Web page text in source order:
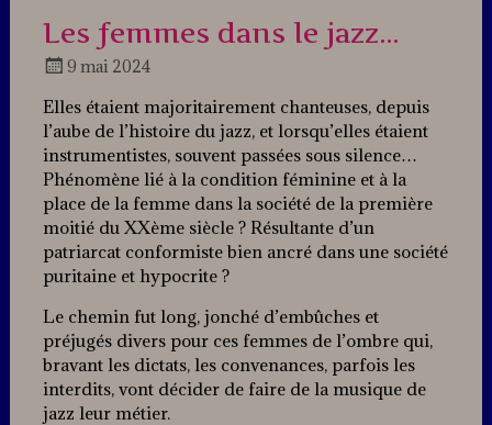
Les femmes dans le jazz…
9 mai 2024
Jazz
Elles étaient majoritairement chanteuses, depuis
l’aube de l’histoire du jazz, et lorsqu’elles étaient
instrumentistes, souvent passées sous silence…
Phénomène lié à la condition féminine et à la
place de la femme dans la société de la première
moitié du XXème siècle ? Résultante d’un
patriarcat conformiste bien ancré dans une société
puritaine et hypocrite ?
Le chemin fut long, jonché d’embûches et
préjugés divers pour ces femmes de l’ombre qui,
bravant les dictats, les convenances, parfois les
interdits, vont décider de faire de la musique de
jazz leur métier.